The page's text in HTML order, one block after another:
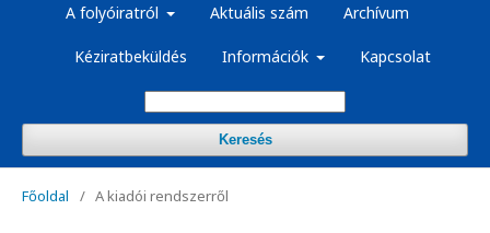
A folyóiratról Aktuális szám Archívum
Kéziratbeküldés Információk Kapcsolat
Keresés
Főoldal / A kiadói rendszerről